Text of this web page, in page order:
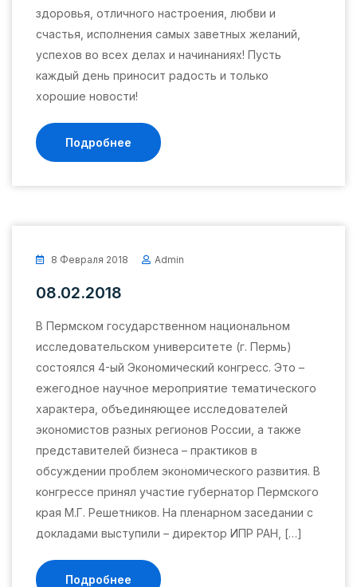
здоровья, отличного настроения, любви и
счастья, исполнения самых заветных желаний,
успехов во всех делах и начинаниях! Пусть
каждый день приносит радость и только
хорошие новости!
Подробнее
8 Февраля 2018 Admin
08.02.2018
В Пермском государственном национальном
исследовательском университете (г. Пермь)
состоялся 4-ый Экономический конгресс. Это –
ежегодное научное мероприятие тематического
характера, объединяющее исследователей
экономистов разных регионов России, а также
представителей бизнеса – практиков в
обсуждении проблем экономического развития. В
конгрессе принял участие губернатор Пермского
края М.Г. Решетников. На пленарном заседании с
докладами выступили – директор ИПР РАН, […]
Подробнее